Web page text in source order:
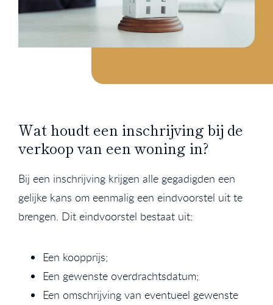
Wat houdt een inschrijving bij de
verkoop van een woning in?
Bij een inschrijving krijgen alle gegadigden een
gelijke kans om eenmalig een eindvoorstel uit te
brengen. Dit eindvoorstel bestaat uit:
Een koopprijs;
Een gewenste overdrachtsdatum;
Een omschrijving van eventueel gewenste